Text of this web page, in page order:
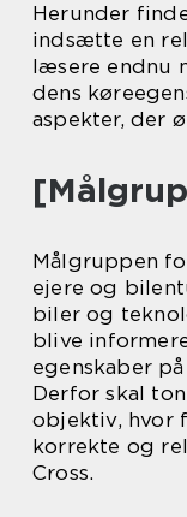
Herunder
indsætte en
læsere endnu
dens
aspekter, der
Målgruppen
ejere og
biler og
blive
egenskaber
Derfor skal
objektiv, hvor
korrekte og
Cross.